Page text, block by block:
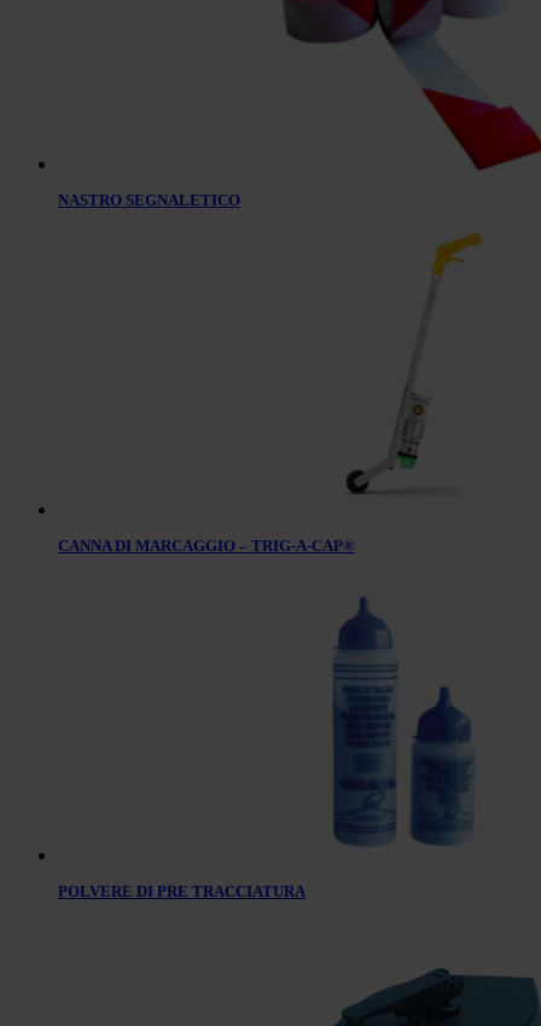
NASTRO SEGNALETICO
CANNA DI MARCAGGIO – TRIG-A-CAP®
POLVERE DI PRE TRACCIATURA